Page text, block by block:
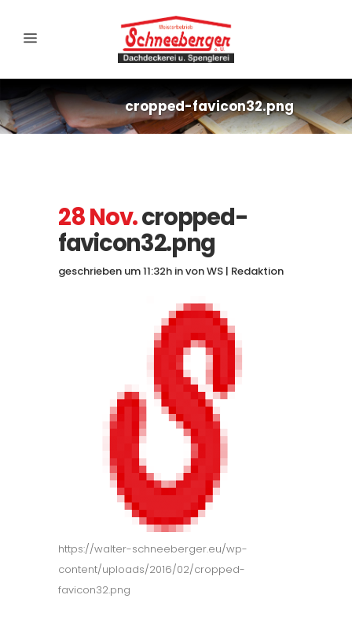
cropped-favicon32.png
28 Nov.cropped-
favicon32.png
geschrieben um 11:32h invonWS | Redaktion
https://walter-schneeberger.eu/wp-
content/uploads/2016/02/cropped-
favicon32.png